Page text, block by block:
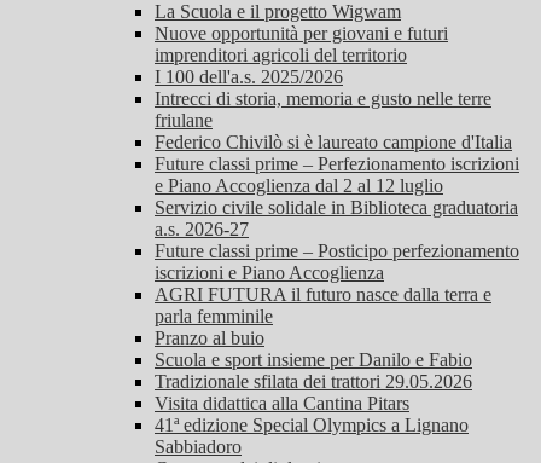
La Scuola e il progetto Wigwam
Nuove opportunità per giovani e futuri
imprenditori agricoli del territorio
I 100 dell'a.s. 2025/2026
Intrecci di storia, memoria e gusto nelle terre
friulane
Federico Chivilò si è laureato campione d'Italia
Future classi prime – Perfezionamento iscrizioni
e Piano Accoglienza dal 2 al 12 luglio
Servizio civile solidale in Biblioteca graduatoria
a.s. 2026-27
Future classi prime – Posticipo perfezionamento
iscrizioni e Piano Accoglienza
AGRI FUTURA il futuro nasce dalla terra e
parla femminile
Pranzo al buio
Scuola e sport insieme per Danilo e Fabio
Tradizionale sfilata dei trattori 29.05.2026
Visita didattica alla Cantina Pitars
41ª edizione Special Olympics a Lignano
Sabbiadoro